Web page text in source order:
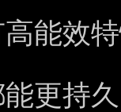
能效
更持